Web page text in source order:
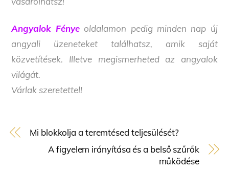
Angyalok Fényeoldalamon pedig minden nap új
angyali üzeneteket találhatsz, amik saját
közvetítések. Illetve megismerheted az angyalok
világát.
Várlak szeretettel!
Mi blokkolja a teremtésed teljesülését?
A figyelem irányítása és a belső szűrők
működése